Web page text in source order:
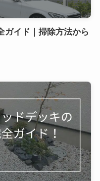
ガイド｜掃除方法から